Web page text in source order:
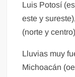
Luis Potosí
este y
(norte y
Lluvias muy
Michoacán